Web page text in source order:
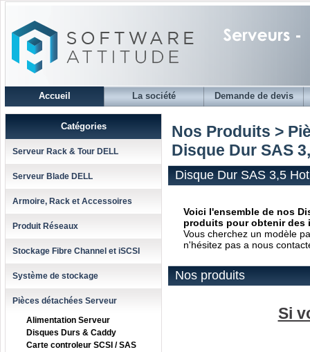
Accueil La société Demande de devis
Catégories
Serveur Rack & Tour DELL
Serveur Blade DELL
Armoire, Rack et Accessoires
Produit Réseaux
Stockage Fibre Channel et iSCSI
Système de stockage
Pièces détachées Serveur
Alimentation Serveur
Disques Durs & Caddy
Carte controleur SCSI / SAS
Nos Produits >
Disque Dur SAS
Disque Dur SAS 3,5
Voici l'ensemble de nos
produits pour obtenir des
Vous cherchez un modèle
n'hésitez pas a nous
Nos produits
Si